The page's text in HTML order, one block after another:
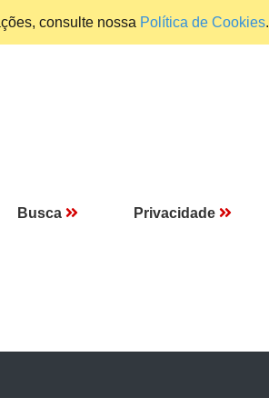
consulte nossa Política de Cookies.
Busca Privacidade